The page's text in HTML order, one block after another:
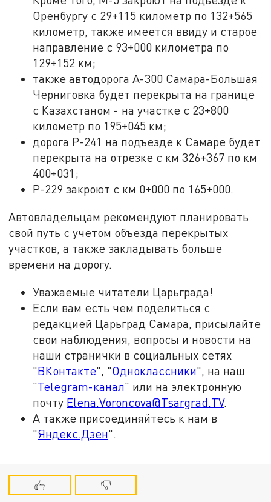
Оренбургу с 29+115 километр по 132+565
километр, также имеется ввиду и старое
направление с 93+000 километра по
129+152 км;
также автодорога А-300 Самара-Большая
Черниговка будет перекрыта на границе
с Казахстаном - на участке с 23+800
километр по 195+045 км;
дорога Р-241 на подъезде к Самаре будет
перекрыта на отрезке с км 326+367 по км
400+031;
Р-229 закроют с км 0+000 по 165+000.
Автовладельцам рекомендуют планировать
свой путь с учетом объезда перекрытых
участков, а также закладывать больше
времени на дорогу.
Уважаемые читатели Царьграда!
Если вам есть чем поделиться с
редакцией Царьград Самара, присылайте
свои наблюдения, вопросы и новости на
наши странички в социальных сетях
"ВКонтакте", "Одноклассники", на наш
"Telegram-канал" или на электронную
почту Elena.Voroncova@Tsargrad.TV.
А также присоединяйтесь к нам в
"Яндекс.Дзен".